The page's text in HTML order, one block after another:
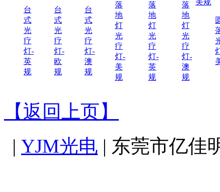
台
式
光
疗
灯-
英
规
台
式
光
疗
灯-
欧
规
台
式
光
疗
灯-
澳
规
落
地
灯
光
疗
灯-
美
规
落
地
灯
光
疗
灯-
英
规
落
地
灯
光
疗
灯-
澳
规
【返回上页】
| YJM光电 | 东莞市亿佳